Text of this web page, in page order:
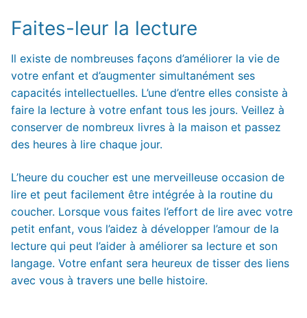
Faites-leur la lecture
Il existe de nombreuses façons d’améliorer la vie de
votre enfant et d’augmenter simultanément ses
capacités intellectuelles. L’une d’entre elles consiste à
faire la lecture à votre enfant tous les jours. Veillez à
conserver de nombreux livres à la maison et passez
des heures à lire chaque jour.
L’heure du coucher est une merveilleuse occasion de
lire et peut facilement être intégrée à la routine du
coucher. Lorsque vous faites l’effort de lire avec votre
petit enfant, vous l’aidez à développer l’amour de la
lecture qui peut l’aider à améliorer sa lecture et son
langage. Votre enfant sera heureux de tisser des liens
avec vous à travers une belle histoire.